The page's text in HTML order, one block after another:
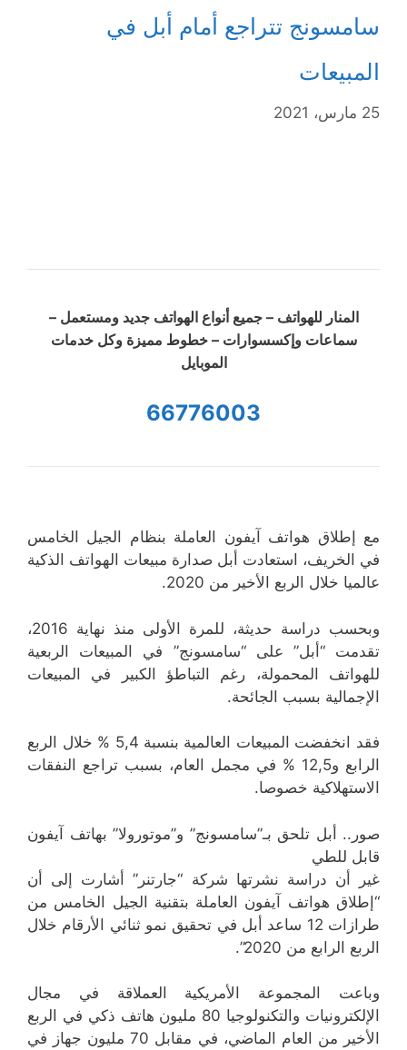
سامسونج تتراجع أمام أبل في
المبيعات
25 مارس، 2021
المنار للهواتف – جميع أنواع الهواتف جديد ومستعمل –
سماعات وإكسسوارات – خطوط مميزة وكل خدمات
الموبايل
66776003
مع إطلاق هواتف آيفون العاملة بنظام الجيل الخامس
في الخريف، استعادت أبل صدارة مبيعات الهواتف الذكية
عالميا خلال الربع الأخير من 2020.
وبحسب دراسة حديثة، للمرة الأولى منذ نهاية 2016،
تقدمت “أبل” على “سامسونج” في المبيعات الربعية
للهواتف المحمولة، رغم التباطؤ الكبير في المبيعات
الإجمالية بسبب الجائحة.
فقد انخفضت المبيعات العالمية بنسبة 5,4 % خلال الربع
الرابع و12,5 % في مجمل العام، بسبب تراجع النفقات
الاستهلاكية خصوصا.
صور.. أبل تلحق بـ”سامسونج” و”موتورولا” بهاتف آيفون
قابل للطي
غير أن دراسة نشرتها شركة “جارتنر” أشارت إلى أن
“إطلاق هواتف آيفون العاملة بتقنية الجيل الخامس من
طرازات 12 ساعد أبل في تحقيق نمو ثنائي الأرقام خلال
الربع الرابع من 2020”.
وباعت المجموعة الأمريكية العملاقة في مجال
الإلكترونيات والتكنولوجيا 80 مليون هاتف ذكي في الربع
الأخير من العام الماضي، في مقابل 70 مليون جهاز في